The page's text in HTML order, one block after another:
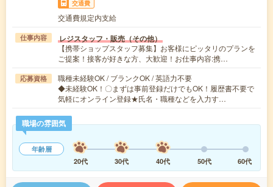
交通費
交通費規定内支給
仕事内容 レジスタッフ・販売（その他）
【携帯ショップスタッフ募集】お客様にピッタリのプランを
ご提案！接客が好きな方、大歓迎！お仕事内容:携…
応募資格
職種未経験OK / ブランクOK / 英語力不要
◆未経験OK！〇まずは事前登録だけでもOK！履歴書不要で
気軽にオンライン登録★氏名・職種などを入力す…
職場の雰囲気
年齢層
20代
30代 40代 50代 60代